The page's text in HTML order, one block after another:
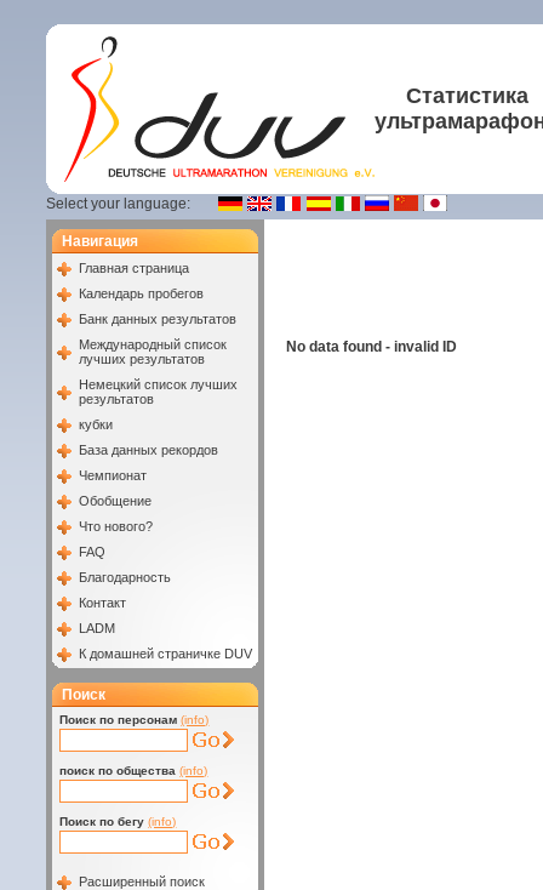
Статистика
Select your language:
Навигация
Главная страница
Календарь пробегов
Банк данных результатов
Международный список
лучших результатов
Немецкий список лучших
результатов
кубки
База данных рекордов
Чемпионат
Обобщение
Что нового?
FAQ
Благодарность
Контакт
LADM
К домашней страничке DUV
Поиск
Поиск по персонам (info)
поиск по общества (info)
Поиск по бегу (info)
Расширенный поиск
No data found - invalid ID